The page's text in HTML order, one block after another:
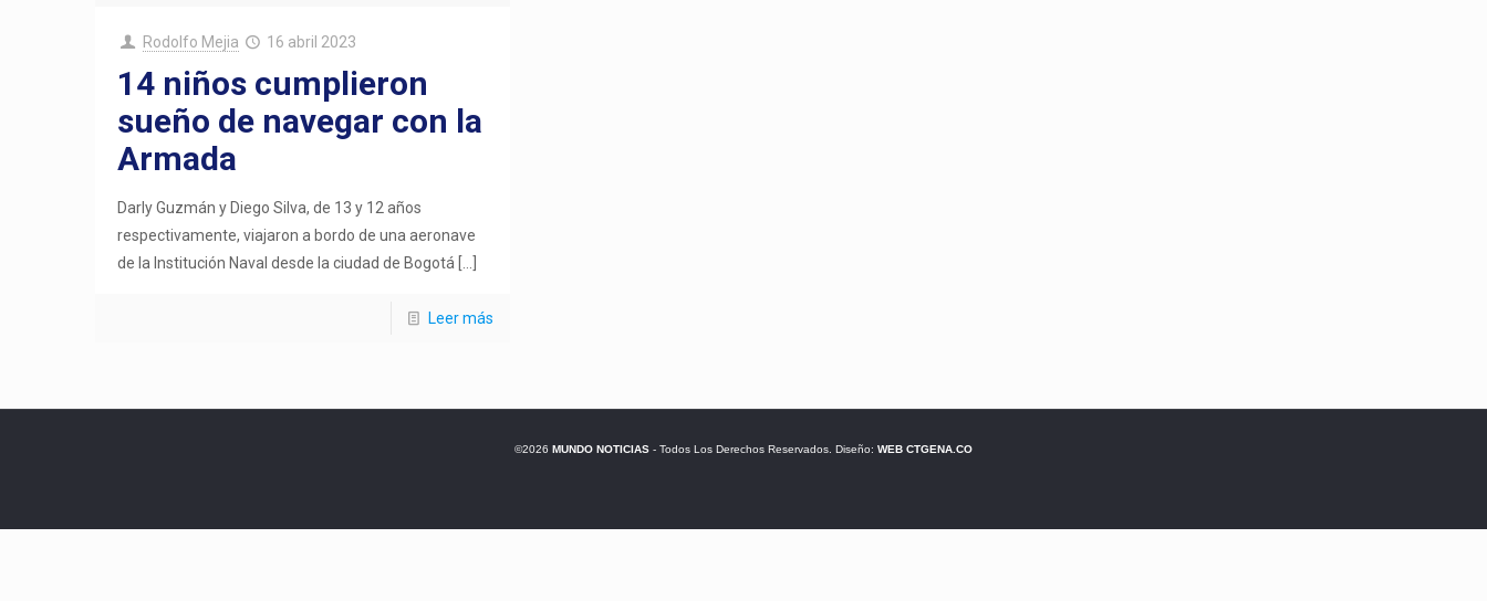
Rodolfo Mejia 16 abril 2023
14 niños cumplieron
sueño de navegar con la
Armada
Darly Guzmán y Diego Silva, de 13 y 12 años
respectivamente, viajaron a bordo de una aeronave
de la Institución Naval desde la ciudad de Bogotá
Leer más
©2026 MUNDO NOTICIAS- Todos Los Derechos Reservados. Diseño: WEB CTGENA.CO